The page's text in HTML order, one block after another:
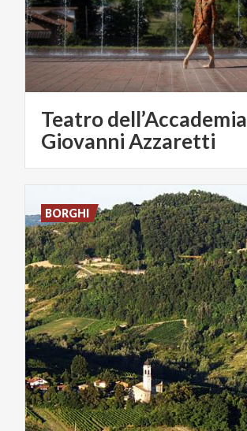
Teatro dell’Accademia
Giovanni Azzaretti
BORGHI